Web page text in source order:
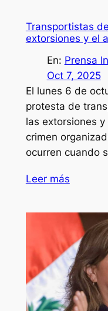
Transportistas
extorsiones y el
En: Prensa
Oct 7, 2025
El lunes 6 de
protesta de
las extorsiones
crimen
ocurren cuando
Leer más